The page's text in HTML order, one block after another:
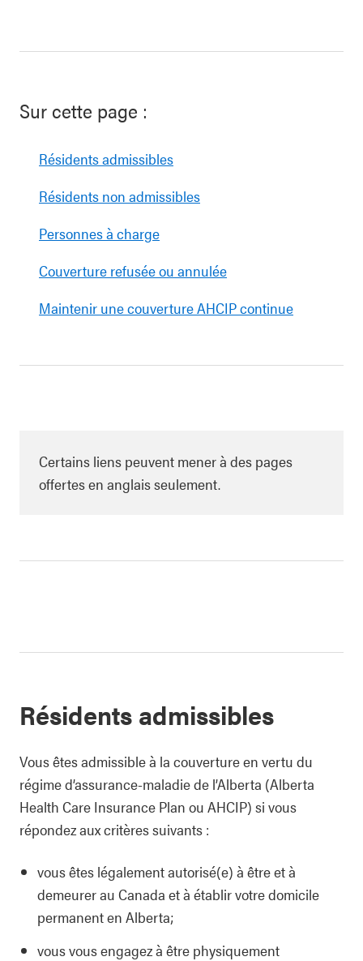
Sur cette page :
Résidents admissibles
Résidents non admissibles
Personnes à charge
Couverture refusée ou annulée
Maintenir une couverture AHCIP continue
Certains liens peuvent mener à des pages
offertes en anglais seulement.
Résidents admissibles
Vous êtes admissible à la couverture en vertu du
régime d’assurance-maladie de l’Alberta (Alberta
Health Care Insurance Plan ou AHCIP) si vous
répondez aux critères suivants :
vous êtes légalement autorisé(e) à être et à
demeurer au Canada et à établir votre domicile
permanent en Alberta;
vous vous engagez à être physiquement